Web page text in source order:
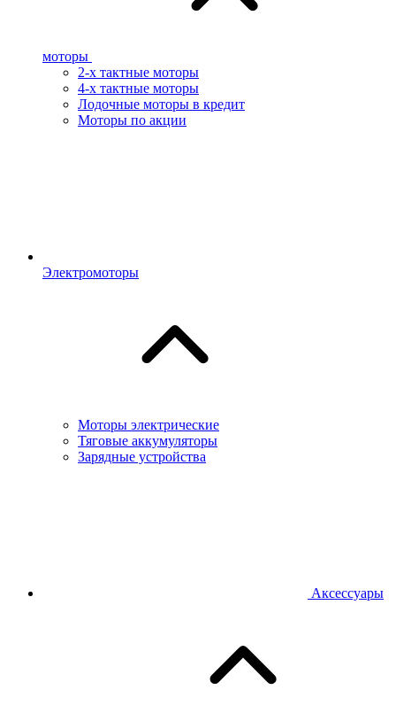
моторы
2-х тактные моторы
4-х тактные моторы
Лодочные моторы в кредит
Моторы по акции
Электромоторы
Моторы электрические
Тяговые аккумуляторы
Зарядные устройства
Аксессуары